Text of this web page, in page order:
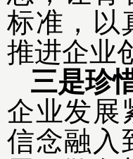
标准，以
推进企业
三是珍
企业发展
信念融入